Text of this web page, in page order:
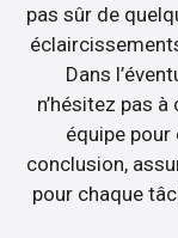
pas sûr de
Dans
n’hésitez pas
équipe
conclusion,
pour chaque